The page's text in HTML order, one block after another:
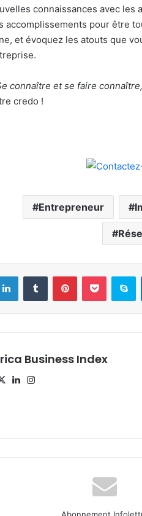
connaissances avec les
accomplissements pour être
et évoquez les atouts que
connaître et se faire
credo !
Entrepreneur
LinkedinTumblr PinterestPocket
Business Index
X Linkedin